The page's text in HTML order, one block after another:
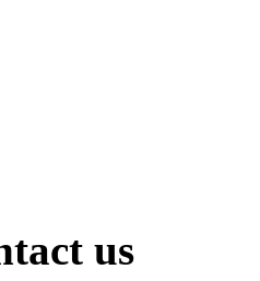
us